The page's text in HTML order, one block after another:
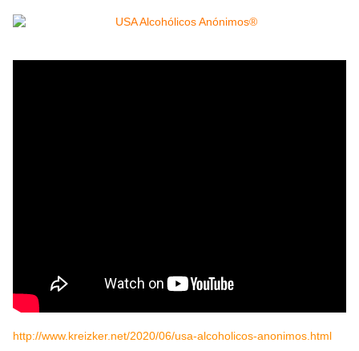
http://www.kreizker.net/2020/06/usa-alcoholicos-anonimos.html